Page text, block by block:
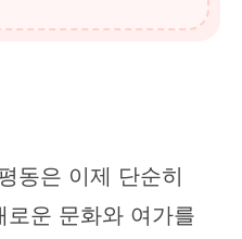
동은 이제 단순히
운 문화와 여가를